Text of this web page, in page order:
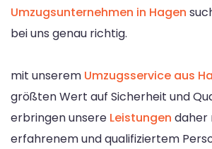
Umzugsunternehmen in Hagen
bei uns genau richtig.
mit unserem Umzugsservice aus
größten Wert auf Sicherheit und
erbringen unsere Leistungen daher
erfahrenem und qualifiziertem